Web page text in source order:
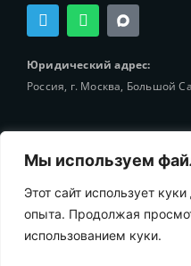
Мы используем
Этот сайт использует
опыта. Продолжая
использованием куки.
T
e
l
e
g
r
W
h
a
t
s
a
Юридический адрес:
Россия, г. Москва, Большой
© 2002-2025